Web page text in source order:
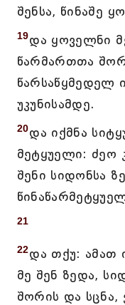
შენსა, წინაშე
19და ყოველნი
წარმართთა
წარსაწყმედელ
უკუნისამდე.
20და იქმნა
მეტყუელი: ძეო
შენი სიდონსა
21
22და თქუ: ამათ
მე შენ ზედა,
შორის და